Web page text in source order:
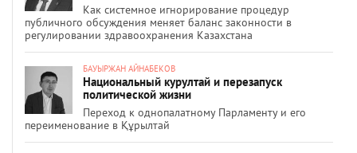
Как системное игнорирование процедур
публичного обсуждения меняет баланс законности в
регулировании здравоохранения Казахстана
БАУЫРЖАН АЙНАБЕКОВ
Национальный курултай и перезапуск
политической жизни
Переход к однопалатному Парламенту и его
переименование в Құрылтай